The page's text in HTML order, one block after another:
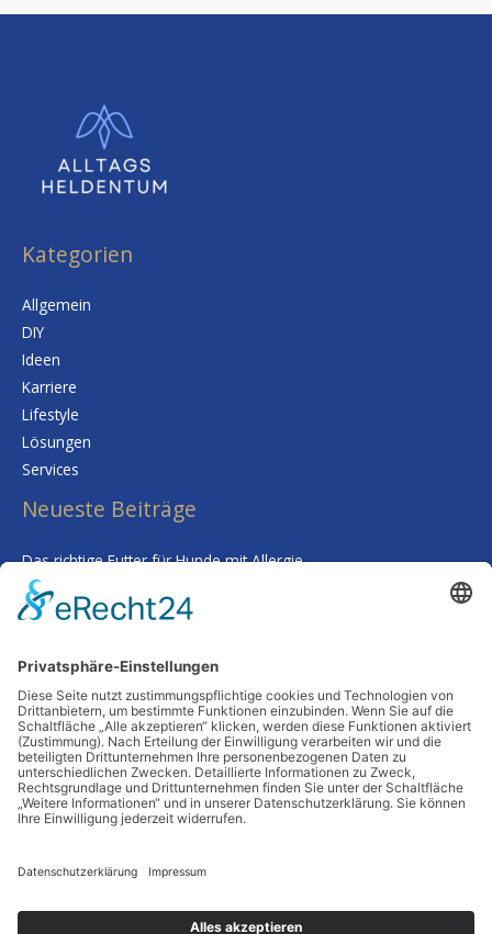
Kategorien
Allgemein
DIY
Ideen
Karriere
Lifestyle
Lösungen
Services
Neueste Beiträge
Das richtige Futter für Hunde mit Allergie
Kalk im Trinkwasser: Warum Sie sich keine Sorgen um Ihre
Gesundheit machen müssen
Routineaufgaben plötzlich kaum noch Zeit kosten
Deine Haut als Spiegel: Warum Tiefenreinigung und gezielte
Nährstoffe alles verändern
Wenn Worte fehlen: Wie man Abschied nimmt, ohne etwas zu
übersehen
Schlagwörter